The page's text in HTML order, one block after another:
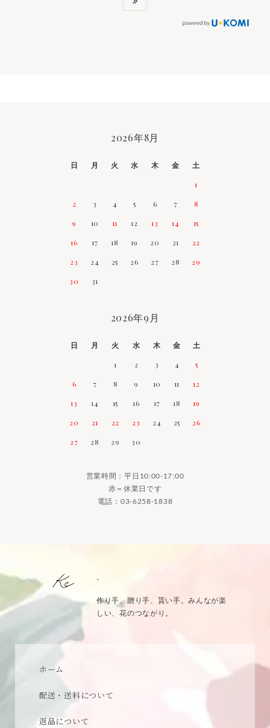
2026年8月
日 月 火 水 木 金
土
1
2
3 4 5 6 7
8
9
10 11 12 13 14
15
16
17 18 19 20 21
22
23
24 25 26 27 28
29
30
31
2026年9月
日 月 火 水 木 金
土
1
2 3 4
5
6
7 8 9 10 11
12
13
14 15 16 17 18
19
20
21 22 23 24 25
26
27
28 29 30
営業時間：平日10:00-17:00
赤＝休業日です
電話： 03-6258-1838
-
作り手、贈り手、貰い手。みんなが楽
しい、花のつながり。
ホーム
配送・送料について
返品について